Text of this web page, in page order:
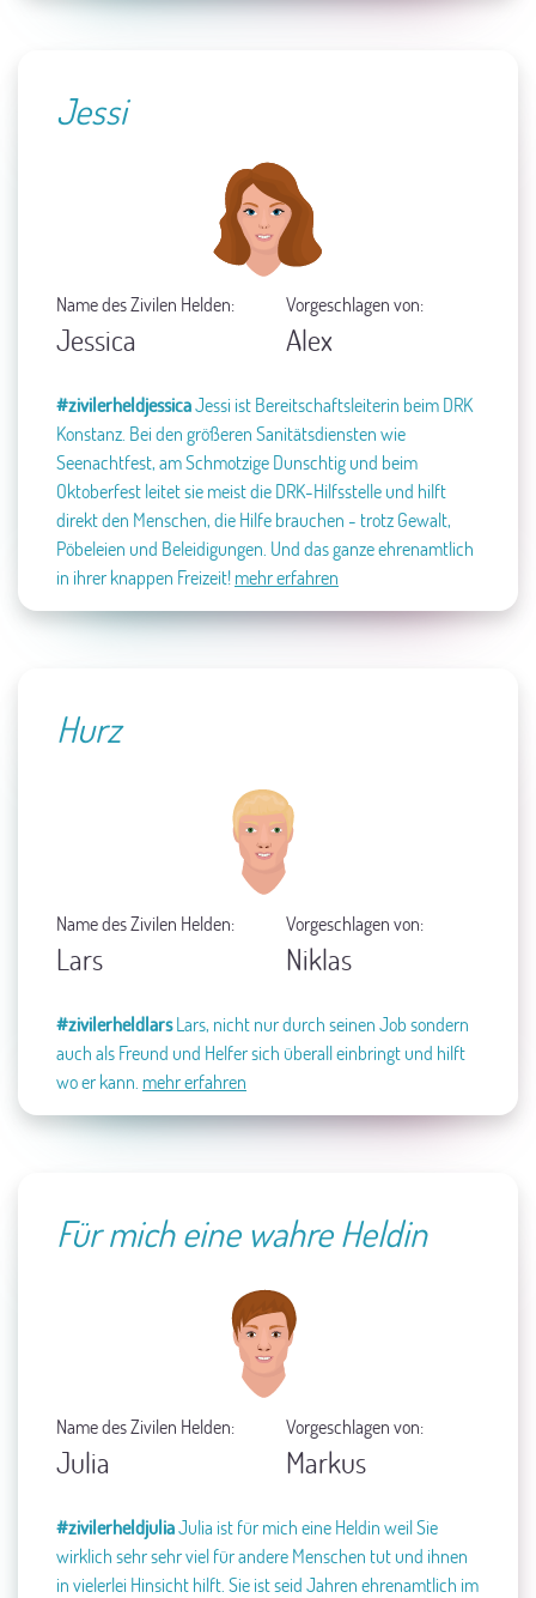
Jessi
Name des Zivilen Helden:
Jessica
Vorgeschlagen von:
Alex
#zivilerheldjessicaJessi ist Bereitschaftsleiterin beim DRK
Konstanz. Bei den größeren Sanitätsdiensten wie
Seenachtfest, am Schmotzige Dunschtig und beim
Oktoberfest leitet sie meist die DRK-Hilfsstelle und hilft
direkt den Menschen, die Hilfe brauchen - trotz Gewalt,
Pöbeleien und Beleidigungen. Und das ganze ehrenamtlich
in ihrer knappen Freizeit!mehr erfahren
Hurz
Name des Zivilen Helden:
Lars
Vorgeschlagen von:
Niklas
#zivilerheldlarsLars, nicht nur durch seinen Job sondern
auch als Freund und Helfer sich überall einbringt und hilft
wo er kann. mehr erfahren
Für mich eine wahre Heldin
Name des Zivilen Helden:
Julia
Vorgeschlagen von:
Markus
#zivilerheldjuliaJulia ist für mich eine Heldin weil Sie
wirklich sehr sehr viel für andere Menschen tut und ihnen
in vielerlei Hinsicht hilft. Sie ist seid Jahren ehrenamtlich im